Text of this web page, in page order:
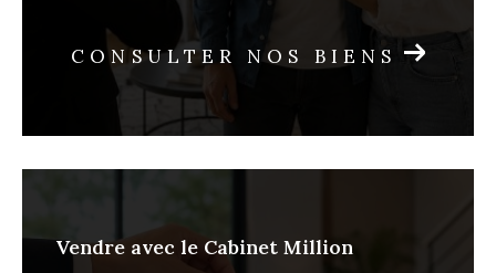
situations. Selon votre commune, découvrez notre
viager à Vic-la-Gardiole
solutions viager sur Fron
et leviager à Mireval
Faites estimer votre bien
Le Cabinet Million réalise gratuitement votre
CONSULTER NOS BIENS
Vendre avec le Cabinet Million